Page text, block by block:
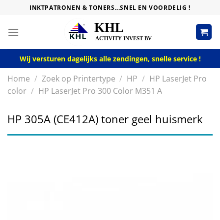
content
INKTPATRONEN & TONERS...SNEL EN VOORDELIG !
Wij versturen dagelijks alle zendingen, snelle service !
Home / Zoek op Printertype / HP / HP LaserJet Pro
color / HP LaserJet Pro 300 Color M351 A
HP 305A (CE412A) toner geel huismerk